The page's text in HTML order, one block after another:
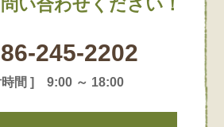
い合わせください！
245-2202
時間 ] 9:00 ～ 18:00